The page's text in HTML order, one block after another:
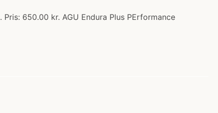
650.00 kr. AGU Endura Plus PErformance